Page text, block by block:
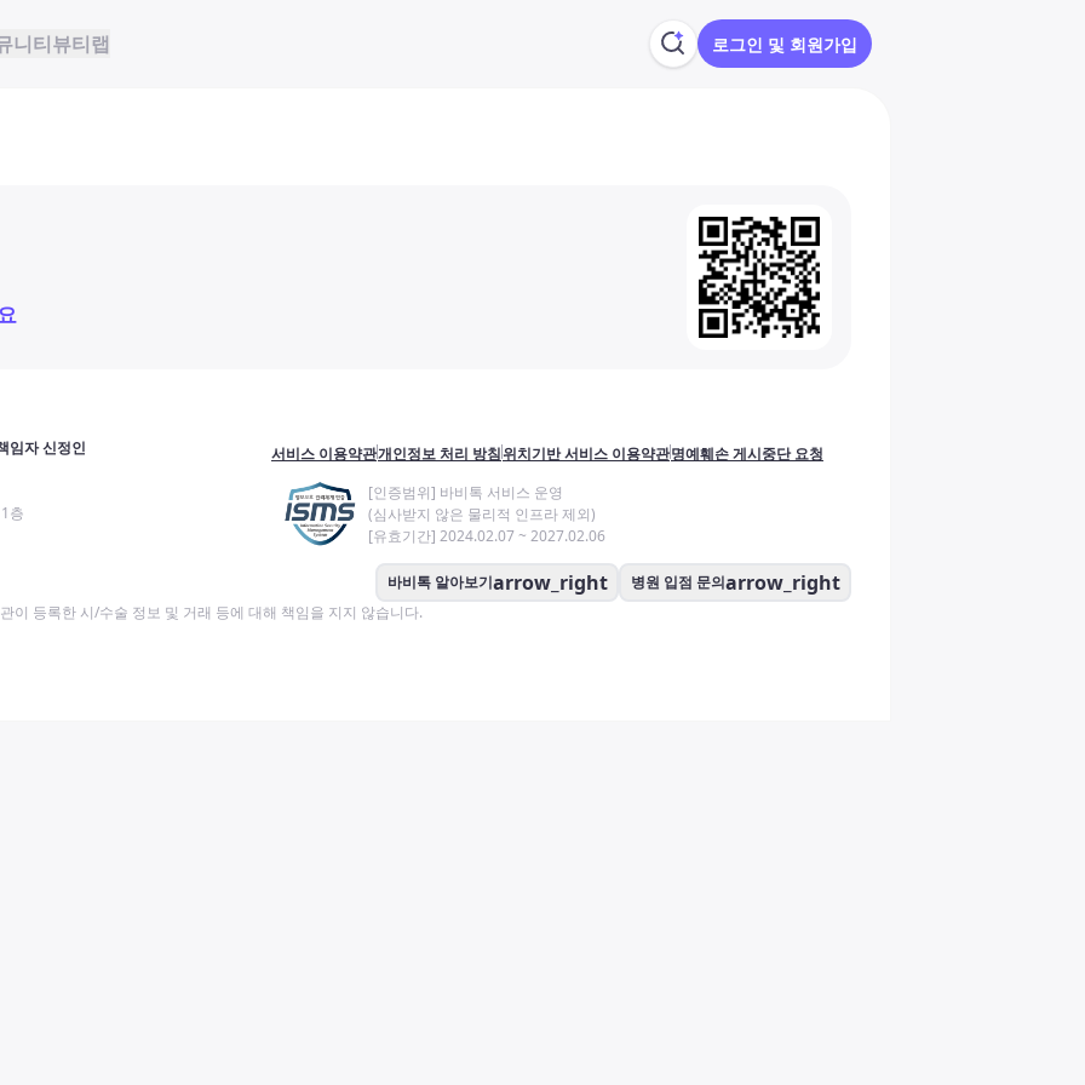
니티뷰티랩 로그인 및 회원가입
임자 신정인
층
서비스 이용약관개인정보 처리 방침위치기반 서비스 이용약관명예훼손 게시중단 요청
[인증범위] 바비톡 서비스 운영
(심사받지 않은 물리적 인프라 제외)
[유효기간] 2024.02.07 ~ 2027.02.06
바비톡 알아보기arrow_right 병원 입점 문의arrow_right
이 등록한 시/수술 정보 및 거래 등에 대해 책임을 지지 않습니다.